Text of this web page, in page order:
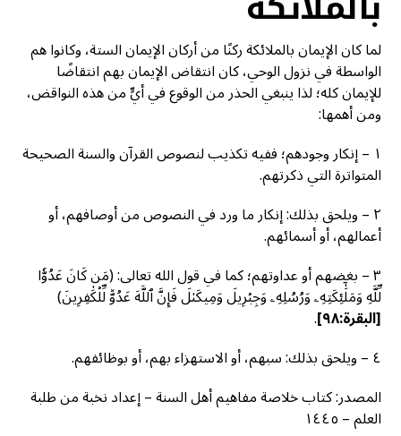
لما كان الإيمان بالملائكة ركنًا من أركان الإيمان الستة، وكانوا هم
الواسطة في نزول الوحي، كان انتقاض الإيمان بهم انتقاضًا
للإيمان كله؛ لذا ينبغي الحذر من الوقوع في أيٍّ من هذه النواقض،
ومن أهمها:
١ – إنكار وجودهم؛ ففيه تكذيب لنصوص القرآن والسنة الصحيحة
المتواترة التي ذكرتهم.
٢ – ويلحق بذلك: إنكار ما ورد في النصوص من أوصافهم، أو
أعمالهم، أو أسمائهم.
٣ – بغضهم أو عداوتهم؛ كما في قول الله تعالى: (مَن كَانَ عَدُوّٗا
لِّلَّهِ وَمَلَٰٓئِكَتِهِۦ وَرُسُلِهِۦ وَجِبۡرِيلَ وَمِيكَىٰلَ فَإِنَّ ٱللَّهَ عَدُوّٞ لِّلۡكَٰفِرِينَ)
[البقرة:٩٨]
.
٤ – ويلحق بذلك: سبهم، أو الاستهزاء بهم، أو بوظائفهم.
المصدر: كتاب خلاصة مفاهيم أهل السنة – إعداد نخبة من طلبة
العلم – ١٤٤٥